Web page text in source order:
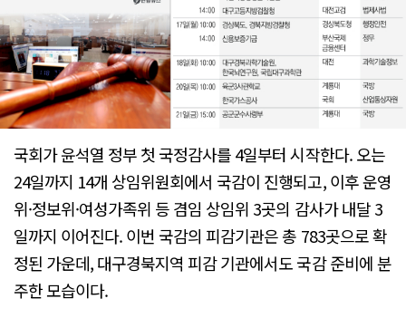
국회가 윤석열 정부 첫 국정감사를 4일부터 시작한다. 오는
24일까지 14개 상임위원회에서 국감이 진행되고, 이후 운영
위·정보위·여성가족위 등 겸임 상임위 3곳의 감사가 내달 3
일까지 이어진다. 이번 국감의 피감기관은 총 783곳으로 확
정된 가운데, 대구경북지역 피감 기관에서도 국감 준비에 분
주한 모습이다.